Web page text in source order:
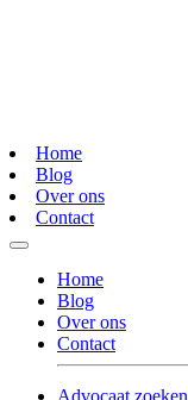
Home
Blog
Over ons
Contact
Home
Blog
Over ons
Contact
Advocaat zoeken